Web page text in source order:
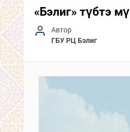
«Бэлиг» түбтэ
Автор
ГБУ РЦ Бэлиг